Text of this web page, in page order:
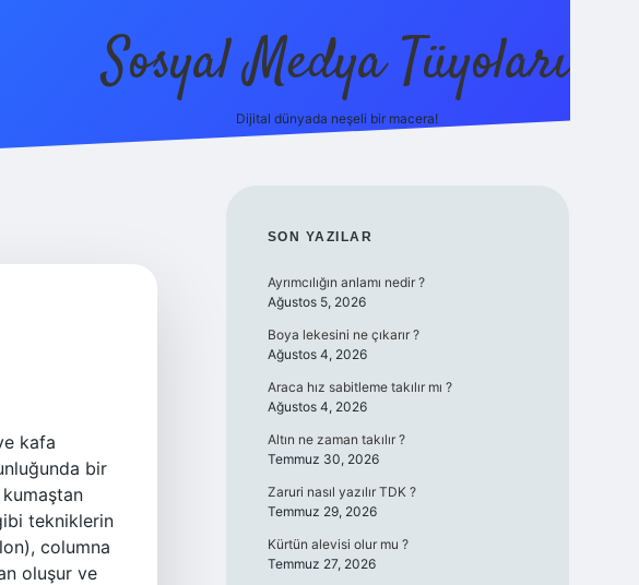
Sosyal Medya Tüyoları
Dijital dünyada neşeli bir macera!
kafa
bir
tekniklerin
columna
oluşur ve
SIDEBAR
SON YAZILAR
Ayrımcılığın anlamı nedir ?
Ağustos 5, 2026
Boya lekesini ne çıkarır ?
Ağustos 4, 2026
Araca hız sabitleme takılır mı ?
Ağustos 4, 2026
Altın ne zaman takılır ?
Temmuz 30, 2026
Zaruri nasıl yazılır TDK ?
Temmuz 29, 2026
Kürtün alevisi olur mu ?
Temmuz 27, 2026